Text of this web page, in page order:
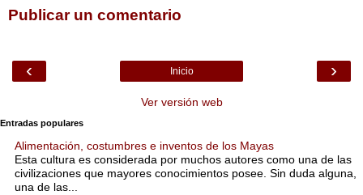
Publicar un comentario
‹ ›
Inicio
Ver versión web
Entradas populares
Alimentación, costumbres e inventos de los Mayas
Esta cultura es considerada por muchos autores como una de las
civilizaciones que mayores conocimientos posee. Sin duda alguna,
una de las...